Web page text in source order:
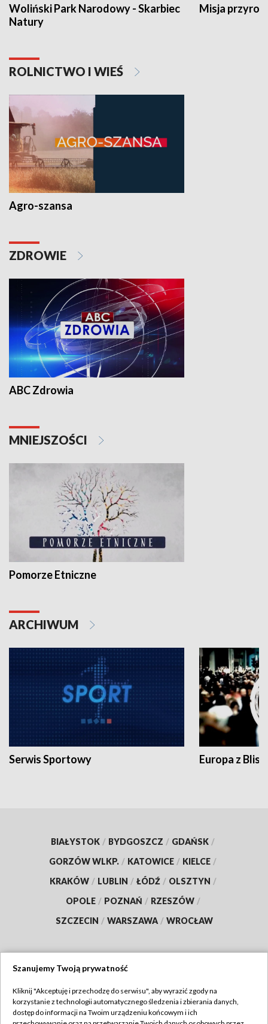
Woliński Park Narodowy - Skarbiec
Natury
Misja
ROLNICTWO I WIEŚ
Agro-szansa
ZDROWIE
ABC Zdrowia
MNIEJSZOŚCI
Pomorze Etniczne
ARCHIWUM
Serwis Sportowy Europa z
BIAŁYSTOK / BYDGOSZCZ / GDAŃSK /
GORZÓW WLKP. / KATOWICE / KIELCE /
KRAKÓW / LUBLIN / ŁÓDŹ / OLSZTYN /
OPOLE / POZNAŃ / RZESZÓW /
SZCZECIN / WARSZAWA / WROCŁAW
TVP
Szanujemy Twoją prywatność
Kliknij "Akceptuję i przechodzę do serwisu", aby wyrazić zgody na
korzystanie z technologii automatycznego śledzenia i zbierania danych,
dostęp do informacji na Twoim urządzeniu końcowym i ich